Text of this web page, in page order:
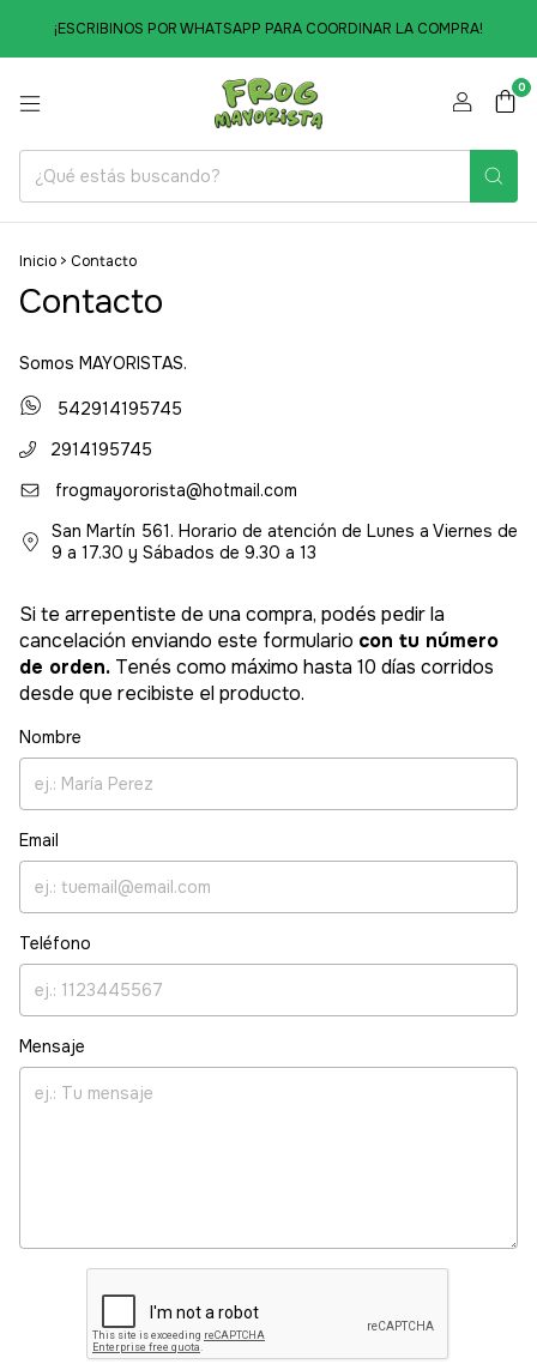
¡ESCRIBINOS POR WHATSAPP PARA COORDINAR LA COMPRA!
0
Inicio > Contacto
Contacto
Somos MAYORISTAS.
542914195745
2914195745
frogmayororista@hotmail.com
San Martín 561. Horario de atención de Lunes a Viernes de
9 a 17.30 y Sábados de 9.30 a 13
Si te arrepentiste de una compra, podés pedir la
cancelación enviando este formulario con tu número
de orden. Tenés como máximo hasta 10 días corridos
desde que recibiste el producto.
Nombre
Email
Teléfono
Mensaje